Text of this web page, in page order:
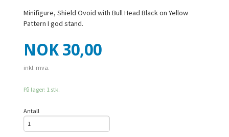
Minifigure, Shield Ovoid with Bull Head Black on Yellow
Pattern I god stand.
Pris
NOK 30,00
inkl. mva.
På lager: 1 stk.
Antall